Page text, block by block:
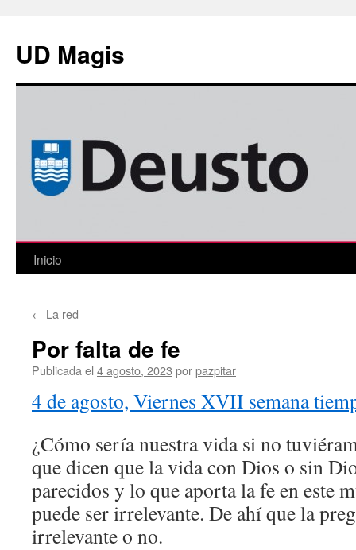
contenido
UD Magis
Inicio
← La red
Por falta de fe
Publicada el 4 agosto, 2023 porpazpitar
4 de agosto, Viernes XVII semana
¿Cómo sería nuestra vida si no
que dicen que la vida con Dios o sin
parecidos y lo que aporta la fe en este
puede ser irrelevante. De ahí que la
irrelevante o no.